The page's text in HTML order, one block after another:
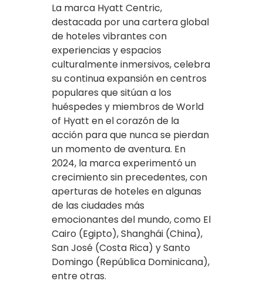
La marca Hyatt Centric,
destacada por una cartera global
de hoteles vibrantes con
experiencias y espacios
culturalmente inmersivos, celebra
su continua expansión en centros
populares que sitúan a los
huéspedes y miembros de World
of Hyatt en el corazón de la
acción para que nunca se pierdan
un momento de aventura. En
2024, la marca experimentó un
crecimiento sin precedentes, con
aperturas de hoteles en algunas
de las ciudades más
emocionantes del mundo, como El
Cairo (Egipto), Shanghái (China),
San José (Costa Rica) y Santo
Domingo (República Dominicana),
entre otras.